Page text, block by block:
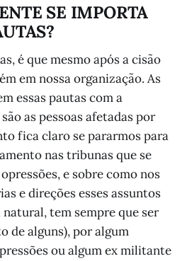
SE IMPORTA
é que mesmo após a cisão
em nossa organização. As
essas pautas com a
as pessoas afetadas por
fica claro se pararmos para
nas tribunas que se
e sobre como nos
e direções esses assuntos
tem sempre que ser
de alguns), por algum
ou algum ex militante